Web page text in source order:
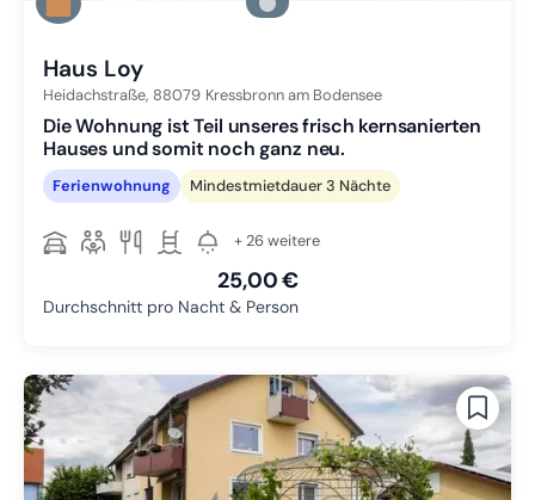
Zu Slide 2 wechseln
Zu Slide 3 wechseln
Haus Loy
Heidachstraße, 88079 Kressbronn am Bodensee
Die Wohnung ist Teil unseres frisch kernsanierten
Hauses und somit noch ganz neu.
Ferienwohnung Mindestmietdauer 3 Nächte
+ 26 weitere
25,00 €
Durchschnitt pro Nacht & Person